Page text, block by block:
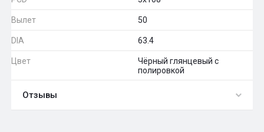
Вылет 50
DIA 63.4
Цвет
Чёрный глянцевый с
полировкой
Отзывы